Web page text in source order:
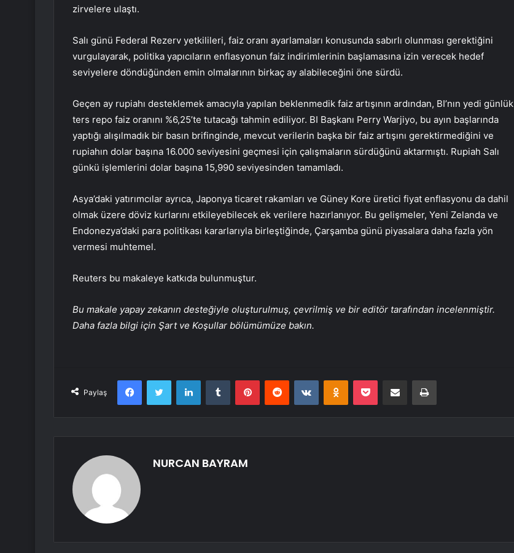
zirvelere ulaştı.
Salı günü Federal Rezerv yetkilileri, faiz oranı ayarlamaları konusunda sabırlı olunması gerektiğini
vurgulayarak, politika yapıcıların enflasyonun faiz indirimlerinin başlamasına izin verecek hedef
seviyelere döndüğünden emin olmalarının birkaç ay alabileceğini öne sürdü.
Geçen ay rupiahı desteklemek amacıyla yapılan beklenmedik faiz artışının ardından, BI’nın yedi günlük
ters repo faiz oranını %6,25’te tutacağı tahmin ediliyor. BI Başkanı Perry Warjiyo, bu ayın başlarında
yaptığı alışılmadık bir basın brifinginde, mevcut verilerin başka bir faiz artışını gerektirmediğini ve
rupiahın dolar başına 16.000 seviyesini geçmesi için çalışmaların sürdüğünü aktarmıştı. Rupiah Salı
günkü işlemlerini dolar başına 15,990 seviyesinden tamamladı.
Asya’daki yatırımcılar ayrıca, Japonya ticaret rakamları ve Güney Kore üretici fiyat enflasyonu da dahil
olmak üzere döviz kurlarını etkileyebilecek ek verilere hazırlanıyor. Bu gelişmeler, Yeni Zelanda ve
Endonezya’daki para politikası kararlarıyla birleştiğinde, Çarşamba günü piyasalara daha fazla yön
vermesi muhtemel.
Reuters bu makaleye katkıda bulunmuştur.
Bu makale yapay zekanın desteğiyle oluşturulmuş, çevrilmiş ve bir editör tarafından incelenmiştir.
Daha fazla bilgi için Şart ve Koşullar bölümümüze bakın.
Paylaş
FacebookTwitter LinkedInTumblr PinterestReddit VKontakteOdnoklassniki
Pocket E-Posta ile paylaş Yazdır
NURCAN BAYRAM